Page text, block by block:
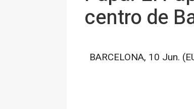
centro de
BARCELONA, 10 Jun.